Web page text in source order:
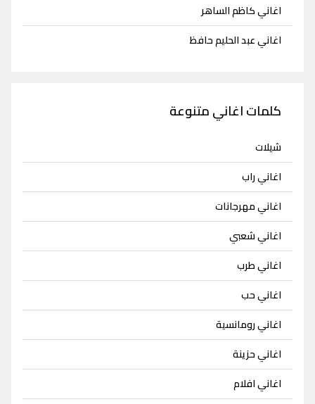
اغاني كاظم الساهر
اغاني عبد الحليم حافظ
كلمات اغاني متنوعة
شيلات
اغاني راب
اغاني مهرجانات
اغاني شعبي
اغاني طرب
اغاني حب
اغاني رومانسية
اغاني حزينة
اغاني افلام